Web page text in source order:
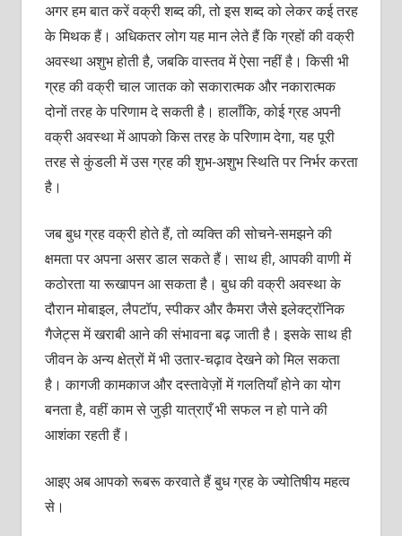
अगर हम बात करें वक्री शब्द की, तो इस शब्द को लेकर कई तरह
के मिथक हैं। अधिकतर लोग यह मान लेते हैं कि ग्रहों की वक्री
अवस्था अशुभ होती है, जबकि वास्तव में ऐसा नहीं है। किसी भी
ग्रह की वक्री चाल जातक को सकारात्मक और नकारात्मक
दोनों तरह के परिणाम दे सकती है। हालाँकि, कोई ग्रह अपनी
वक्री अवस्था में आपको किस तरह के परिणाम देगा, यह पूरी
तरह से कुंडली में उस ग्रह की शुभ-अशुभ स्थिति पर निर्भर करता
है।
जब बुध ग्रह वक्री होते हैं, तो व्यक्ति की सोचने-समझने की
क्षमता पर अपना असर डाल सकते हैं। साथ ही, आपकी वाणी में
कठोरता या रूखापन आ सकता है। बुध की वक्री अवस्था के
दौरान मोबाइल, लैपटॉप, स्पीकर और कैमरा जैसे इलेक्ट्रॉनिक
गैजेट्स में खराबी आने की संभावना बढ़ जाती है। इसके साथ ही
जीवन के अन्य क्षेत्रों में भी उतार-चढ़ाव देखने को मिल सकता
है। कागजी कामकाज और दस्तावेज़ों में गलतियाँ होने का योग
बनता है, वहीं काम से जुड़ी यात्राएँ भी सफल न हो पाने की
आशंका रहती हैं।
आइए अब आपको रूबरू करवाते हैं बुध ग्रह के ज्योतिषीय महत्व
से।